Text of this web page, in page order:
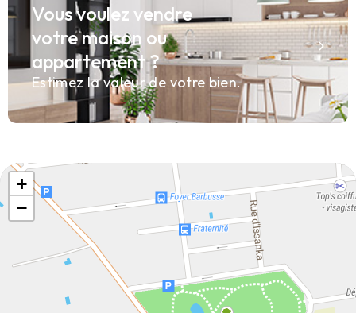
Vous voulez vendre
votre maison ou
appartement ?
Estimez la valeur de votre bien.
+
−